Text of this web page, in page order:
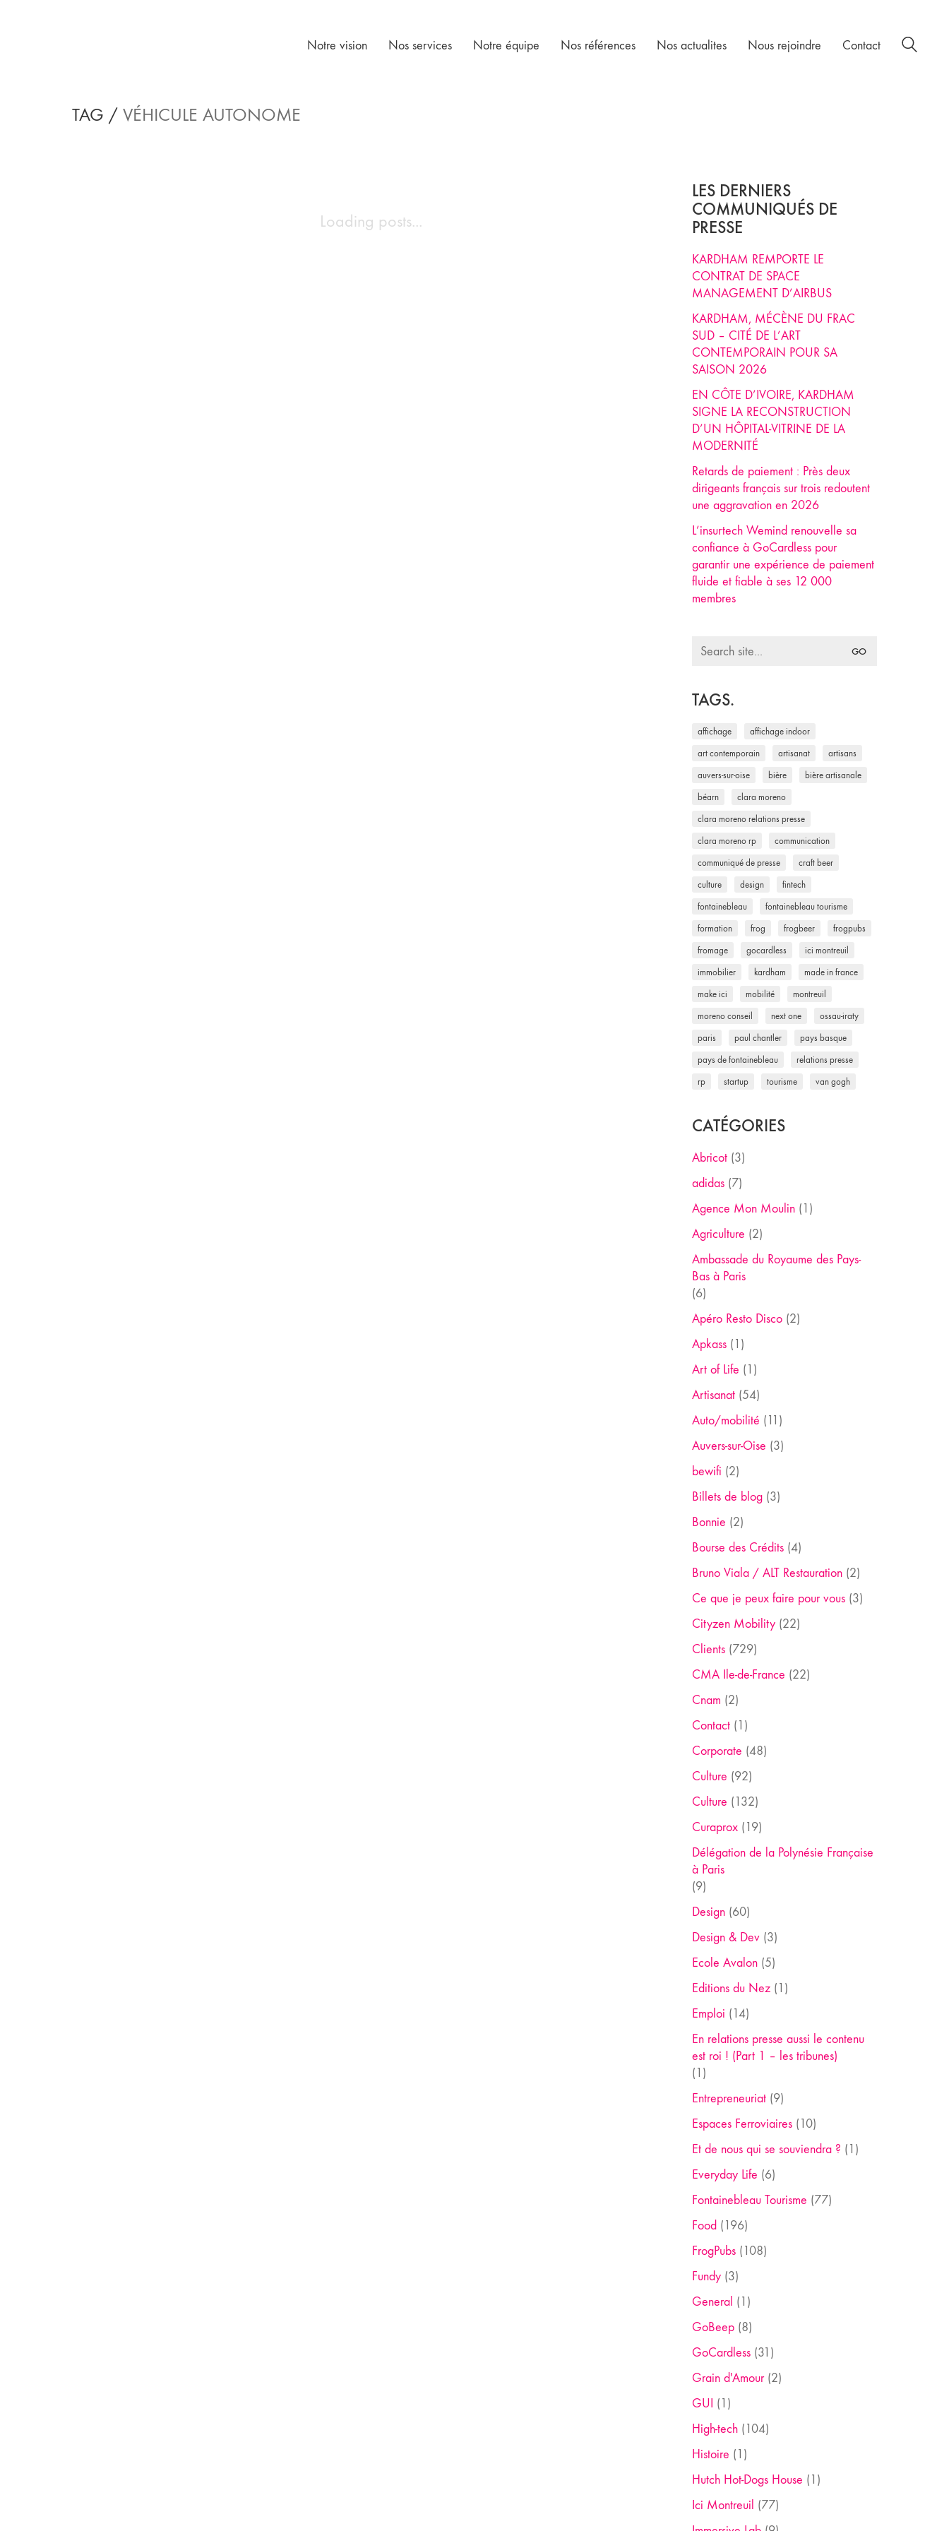
Notre vision Nos services Notre équipe Nos références Nos actualites Nous rejoindre Contact
TAG / VÉHICULE AUTONOME
Loading posts...
LES DERNIERS
COMMUNIQUÉS DE
PRESSE
KARDHAM REMPORTE LE
CONTRAT DE SPACE
MANAGEMENT D’AIRBUS
KARDHAM, MÉCÈNE DU FRAC
SUD – CITÉ DE L’ART
CONTEMPORAIN POUR SA
SAISON 2026
EN CÔTE D’IVOIRE, KARDHAM
SIGNE LA RECONSTRUCTION
D’UN HÔPITAL-VITRINE DE LA
MODERNITÉ
Retards de paiement : Près deux
dirigeants français sur trois redoutent
une aggravation en 2026
L’insurtech Wemind renouvelle sa
confiance à GoCardless pour
garantir une expérience de paiement
fluide et fiable à ses 12 000
membres
Search
TAGS.
affichage affichage indoor
art contemporain artisanat artisans
auvers-sur-oise bière bière artisanale
béarn clara moreno
clara moreno relations presse
clara moreno rp communication
communiqué de presse craft beer
culture design fintech
fontainebleau fontainebleau tourisme
formation frog frogbeer frogpubs
fromage gocardless ici montreuil
immobilier kardham made in france
make ici mobilité montreuil
moreno conseil next one ossau-iraty
paris paul chantler pays basque
pays de fontainebleau relations presse
rp startup tourisme van gogh
CATÉGORIES
Abricot(3)
adidas(7)
Agence Mon Moulin(1)
Agriculture (2)
Ambassade du Royaume des Pays-
Bas à Paris
(6)
Apéro Resto Disco(2)
Apkass(1)
Art of Life (1)
Artisanat(54)
Auto/mobilité (11)
Auvers-sur-Oise (3)
bewifi (2)
Billets de blog(3)
Bonnie (2)
Bourse des Crédits(4)
Bruno Viala / ALT Restauration(2)
Ce que je peux faire pour vous(3)
Cityzen Mobility(22)
Clients(729)
CMA Ile-de-France (22)
Cnam (2)
Contact(1)
Corporate (48)
Culture (92)
Culture (132)
Curaprox(19)
Délégation de la Polynésie Française
à Paris
(9)
Design(60)
Design & Dev(3)
Ecole Avalon(5)
Editions du Nez(1)
Emploi (14)
En relations presse aussi le contenu
est roi ! (Part 1 – les tribunes)
(1)
Entrepreneuriat(9)
Espaces Ferroviaires(10)
Et de nous qui se souviendra ? (1)
Everyday Life (6)
Fontainebleau Tourisme (77)
Food (196)
FrogPubs(108)
Fundy(3)
General (1)
GoBeep(8)
GoCardless(31)
Grain d'Amour(2)
GUI (1)
High-tech(104)
Histoire (1)
Hutch Hot-Dogs House (1)
Ici Montreuil (77)